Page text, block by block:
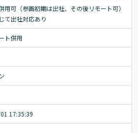
用可（参画初期は出社、その後リモート可）
て出社対応あり
ト併用
17:35:39